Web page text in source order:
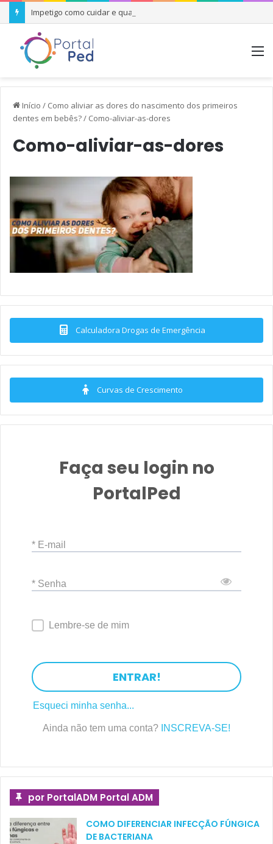
Impetigo como cuidar e quando se preocupar
Início / Como aliviar as dores do nascimento dos primeiros
dentes em bebês?/ Como-aliviar-as-dores
Como-aliviar-as-dores
Calculadora Drogas de Emergência
Curvas de Crescimento
Faça seu login no
PortalPed
* E-mail
* Senha
Lembre-se de mim
ENTRAR!
Esqueci minha senha...
Ainda não tem uma conta? INSCREVA-SE!
por PortalADM Portal ADM
COMO DIFERENCIAR INFECÇÃO FÚNGICA
DE BACTERIANA